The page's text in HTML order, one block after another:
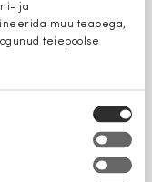
ja
muu teabega,
teiepoolse